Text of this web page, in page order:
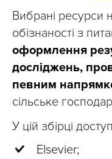
Вибрані ресурси
обізнаності з
оформлення
досліджень,
певним
сільське
У цій збірці
Elsevier;